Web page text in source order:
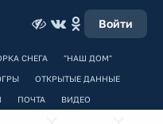
Войти
СНЕГА "НАШ ДОМ"
ОТКРЫТЫЕ ДАННЫЕ
ПОЧТА ВИДЕО